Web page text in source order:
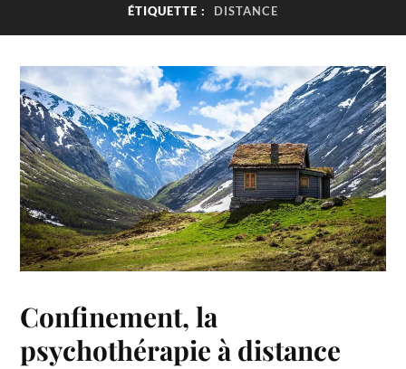
ÉTIQUETTE : DISTANCE
Confinement, la
psychothérapie à distance